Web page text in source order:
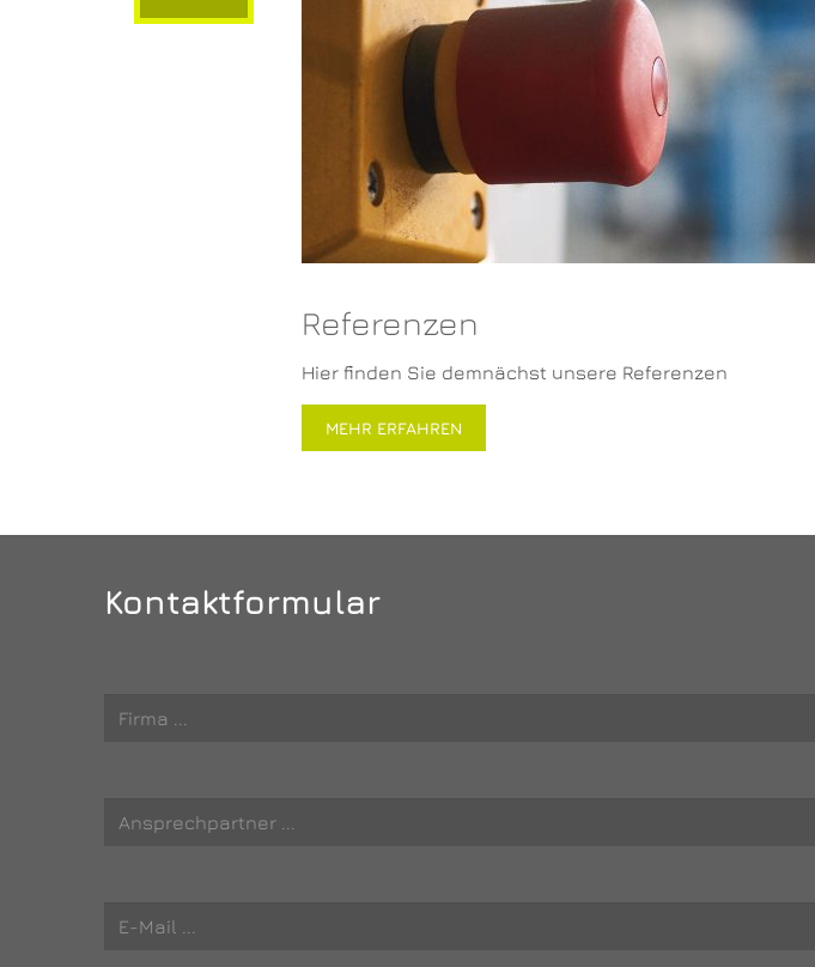
Referenzen
Hier finden Sie demnächst unsere Referenzen
MEHR ERFAHREN
Kontaktformular